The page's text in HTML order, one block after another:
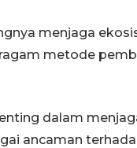
menjaga
metode
dalam
ancaman